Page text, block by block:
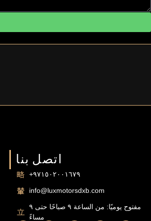
اتصل بنا
+٩٧١٥٠٢٠٠١٦٧٩
info@luxmotorsdxb.com
مفتوح يوميًا: من الساعة ٩ صباحًا حتى ٩
مساءً